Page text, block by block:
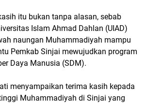
itu bukan tanpa alasan, sebab
Islam Ahmad Dahlan (UIAD)
naungan Muhammadiyah mampu
Pemkab Sinjai mewujudkan program
Daya Manusia (SDM).
menyampaikan terima kasih kepada
Muhammadiyah di Sinjai yang